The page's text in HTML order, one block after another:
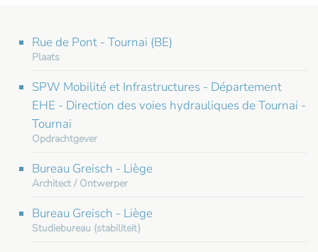
Rue de Pont - Tournai (BE)
Plaats
SPW Mobilité et Infrastructures - Département
EHE - Direction des voies hydrauliques de Tournai -
Tournai
Opdrachtgever
Bureau Greisch - Liège
Architect / Ontwerper
Bureau Greisch - Liège
Studiebureau (stabiliteit)